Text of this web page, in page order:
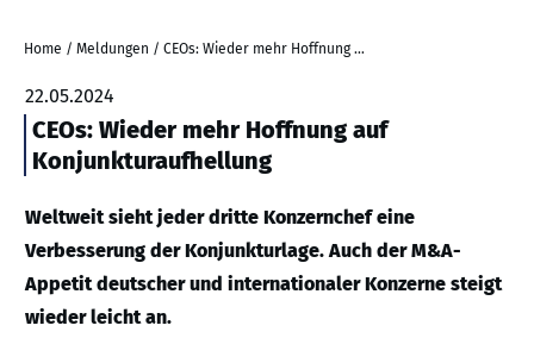
Home / Meldungen / CEOs: Wieder mehr Hoffnung auf Konjunkturaufhellung
22.05.2024
CEOs: Wieder mehr Hoffnung auf
Konjunkturaufhellung
Weltweit sieht jeder dritte Konzernchef eine
Verbesserung der Konjunkturlage. Auch der M&A-
Appetit deutscher und internationaler Konzerne steigt
wieder leicht an.